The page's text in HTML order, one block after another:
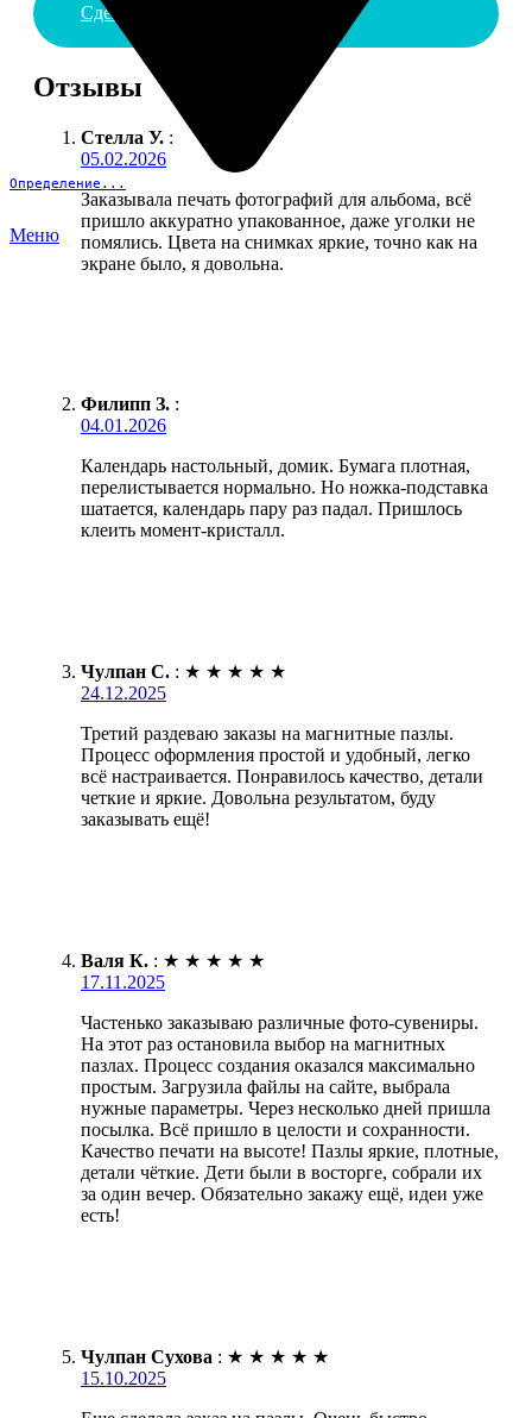
Определение...
Меню
Сделать заказ
Отзывы
Стелла У. :
05.02.2026
Заказывала печать фотографий для альбома, всё
пришло аккуратно упакованное, даже уголки не
помялись. Цвета на снимках яркие, точно как на
экране было, я довольна.
Филипп З. :
04.01.2026
Календарь настольный, домик. Бумага плотная,
перелистывается нормально. Но ножка-подставка
шатается, календарь пару раз падал. Пришлось
клеить момент-кристалл.
Чулпан С. : ★ ★ ★ ★ ★
24.12.2025
Третий раздеваю заказы на магнитные пазлы.
Процесс оформления простой и удобный, легко
всё настраивается. Понравилось качество, детали
четкие и яркие. Довольна результатом, буду
заказывать ещё!
Валя К. : ★ ★ ★ ★ ★
17.11.2025
Частенько заказываю различные фото-сувениры.
На этот раз остановила выбор на магнитных
пазлах. Процесс создания оказался максимально
простым. Загрузила файлы на сайте, выбрала
нужные параметры. Через несколько дней пришла
посылка. Всё пришло в целости и сохранности.
Качество печати на высоте! Пазлы яркие, плотные,
детали чёткие. Дети были в восторге, собрали их
за один вечер. Обязательно закажу ещё, идеи уже
есть!
Чулпан Сухова : ★ ★ ★ ★ ★
15.10.2025